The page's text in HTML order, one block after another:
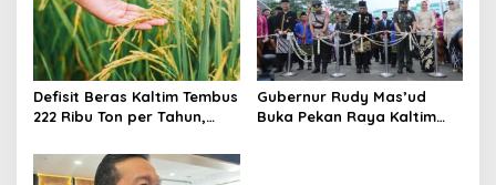
Defisit Beras Kaltim Tembus
222 Ribu Ton per Tahun,
Luar Daerah Masih Tinggi
Gubernur Rudy Mas’ud
Buka Pekan Raya Kaltim